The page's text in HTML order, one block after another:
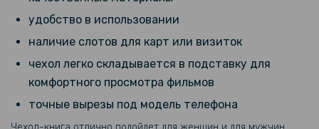
159 грн
199 грн
Противоударная гидрогелевая пленка Hydrogel Film для Huawei
удобство в использовании
наличие слотов для карт или визиток
чехол легко складывается в подставку для
комфортного просмотра фильмов
точные вырезы под модель телефона